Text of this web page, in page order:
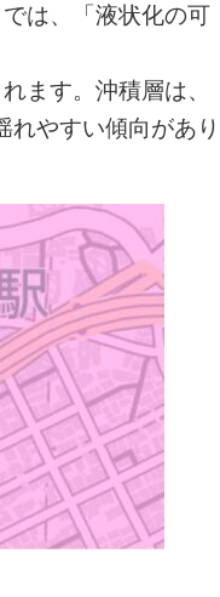
は、「液状化の可
ます。沖積層は、
れやすい傾向があり